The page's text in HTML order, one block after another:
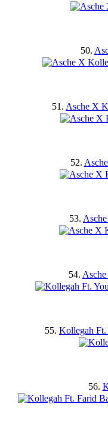
50.
51. Asche X
52.
53.
54.
55. Kollegah
56.